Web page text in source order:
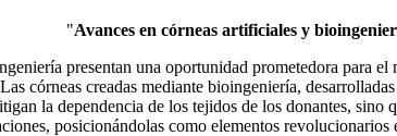
"Avances en córneas artificiales y
presentan una oportunidad prometedora para
córneas creadas mediante bioingeniería,
la dependencia de los tejidos de los donantes,
posicionándolas como elementos